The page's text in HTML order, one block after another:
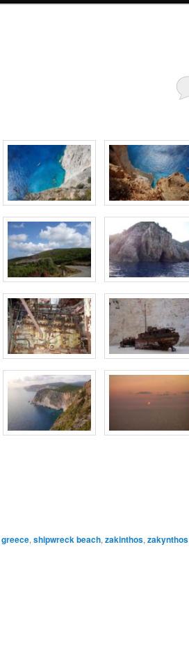
greece, shipwreck beach, zakinthos, zakynthos